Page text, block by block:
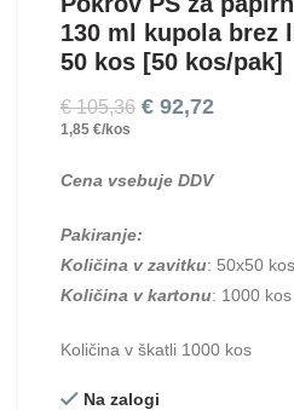
130 ml kupola brez
50 kos [50 kos/pak]
€105,36 € 92,72
1,85 €/kos
Cena vsebuje DDV
Pakiranje:
Količina v zavitku: 50x50 kos
Količina v kartonu: 1000 kos
Količina v škatli 1000 kos
Na zalogi